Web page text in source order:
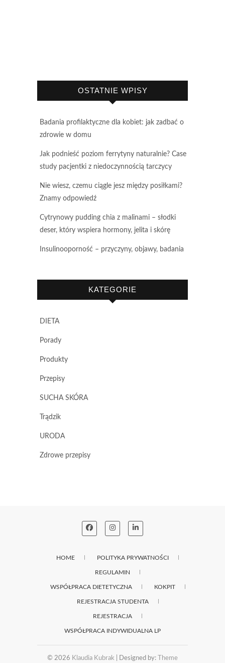
OSTATNIE WPISY
Badania profilaktyczne dla kobiet: jak zadbać o
zdrowie w domu
Jak podnieść poziom ferrytyny naturalnie? Case
study pacjentki z niedoczynnością tarczycy
Nie wiesz, czemu ciągle jesz między posiłkami?
Znamy odpowiedź
Cytrynowy pudding chia z malinami – słodki
deser, który wspiera hormony, jelita i skórę
Insulinooporność – przyczyny, objawy, badania
KATEGORIE
DIETA
Porady
Produkty
Przepisy
SUCHA SKÓRA
Trądzik
URODA
Zdrowe przepisy
HOME POLITYKA PRYWATNOŚCI
REGULAMIN
WSPÓŁPRACA DIETETYCZNA KOKPIT
REJESTRACJA STUDENTA
REJESTRACJA
WSPÓŁPRACA INDYWIDUALNA LP
© 2026 Klaudia Kubrak | Designed by: Theme